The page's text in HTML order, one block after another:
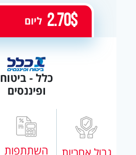
כלל - ביטוח
ופיננסים
גבול אחריות
השתתפות
2.70$ ליום